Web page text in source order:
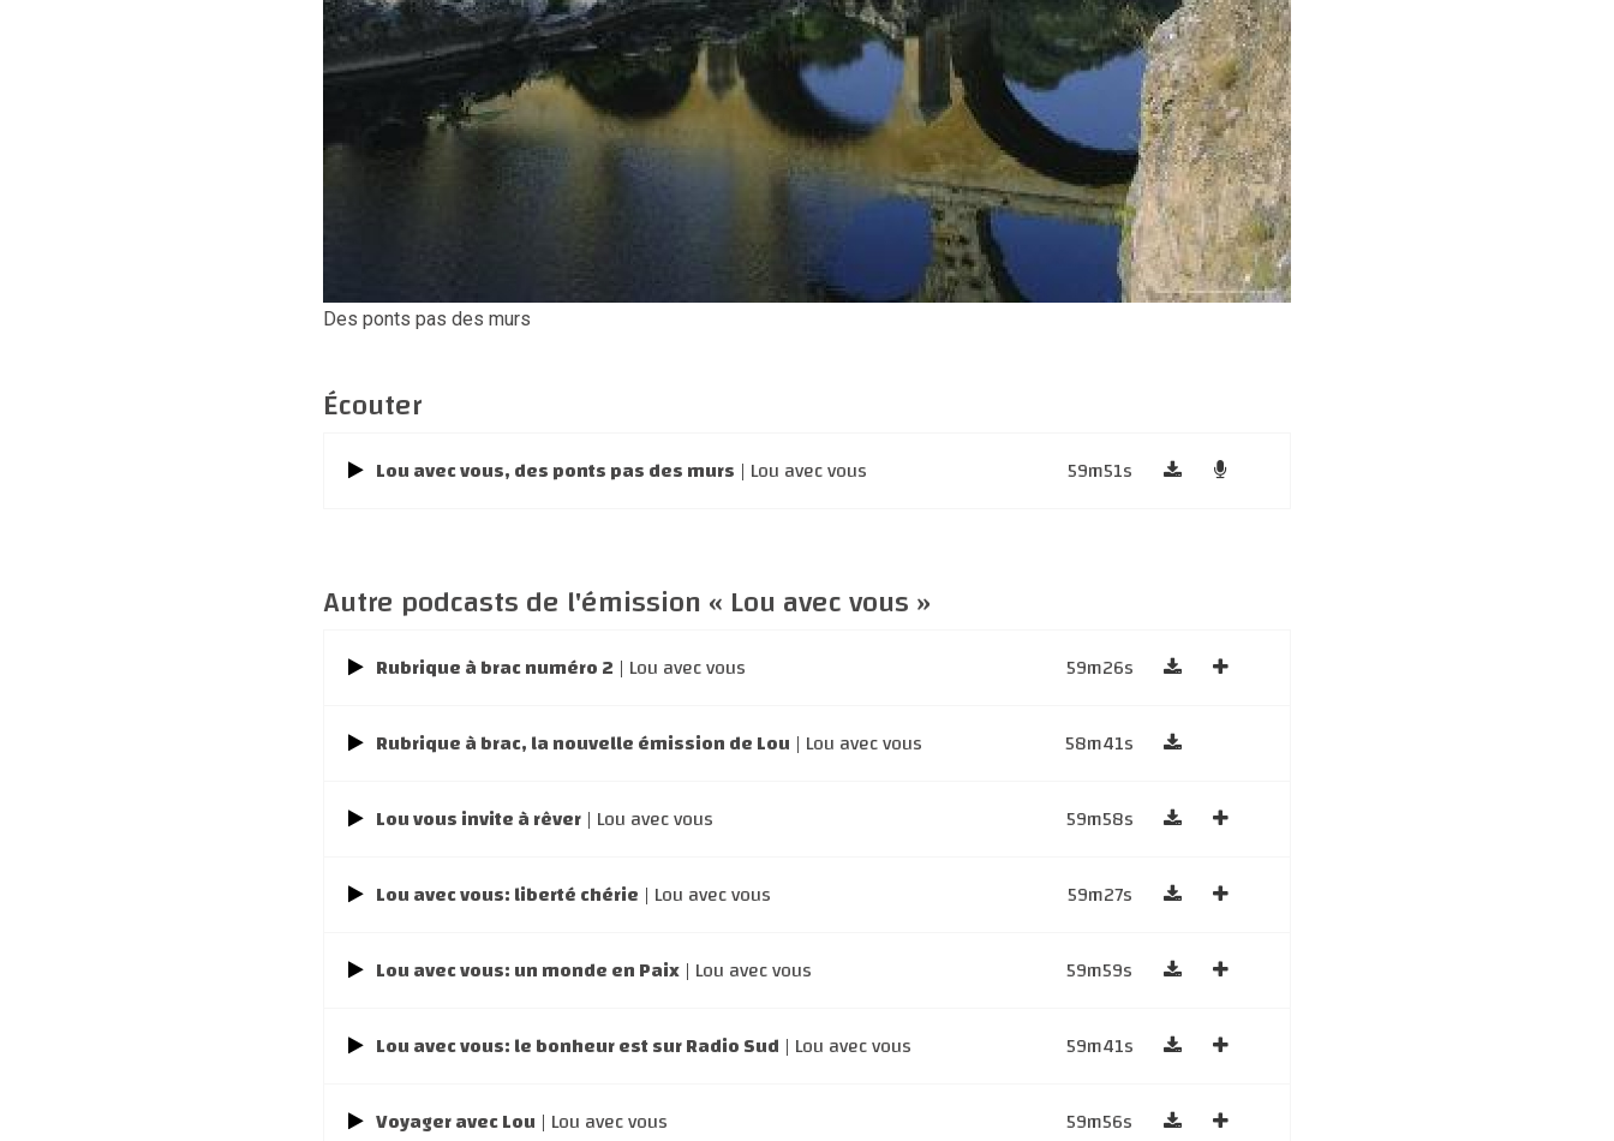
Des ponts pas des murs
Écouter
Lou avec vous, des ponts pas des murs | Lou avec vous 59m51s
Autre podcasts de l'émission « Lou avec vous »
Rubrique à brac numéro 2 | Lou avec vous 59m26s
Rubrique à brac, la nouvelle émission de Lou | Lou avec vous 58m41s
Lou vous invite à rêver | Lou avec vous 59m58s
Lou avec vous: liberté chérie | Lou avec vous 59m27s
Lou avec vous: un monde en Paix | Lou avec vous 59m59s
Lou avec vous: le bonheur est sur Radio Sud | Lou avec vous 59m41s
Voyager avec Lou | Lou avec vous 59m56s